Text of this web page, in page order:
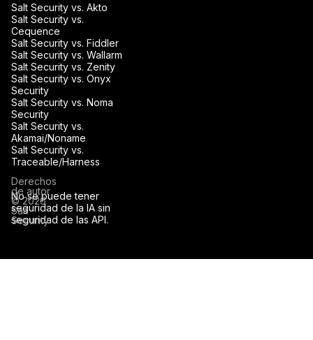
No se puede tener
seguridad de la IA sin
seguridad de las API.
Salt Security vs. Akto
Salt Security vs.
Cequence
Salt Security vs. Fiddler
Salt Security vs. Wallarm
Salt Security vs. Zenity
Salt Security vs. Onyx
Security
Salt Security vs. Noma
Security
Salt Security vs.
Akamai/Noname
Salt Security vs.
Traceable/Harness
Derechos
de autor
© 2026
Salt
Security